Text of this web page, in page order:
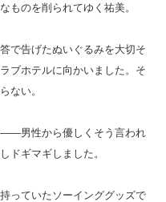
ものを削られてゆく祐美。
で告げたぬいぐるみを大切そ
ブホテルに向かいました。そ
ない。
男性から優しくそう言われ
ドギマギしました。
っていたソーインググッズで